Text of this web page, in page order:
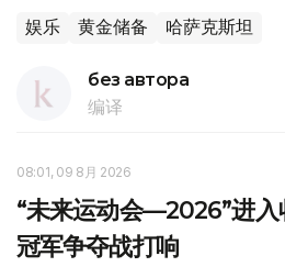
娱乐 黄金储备 哈萨克斯坦
без автора
编译
08:01, 09 8月 2026
“未来运动会—2026”进入
冠军争夺战打响